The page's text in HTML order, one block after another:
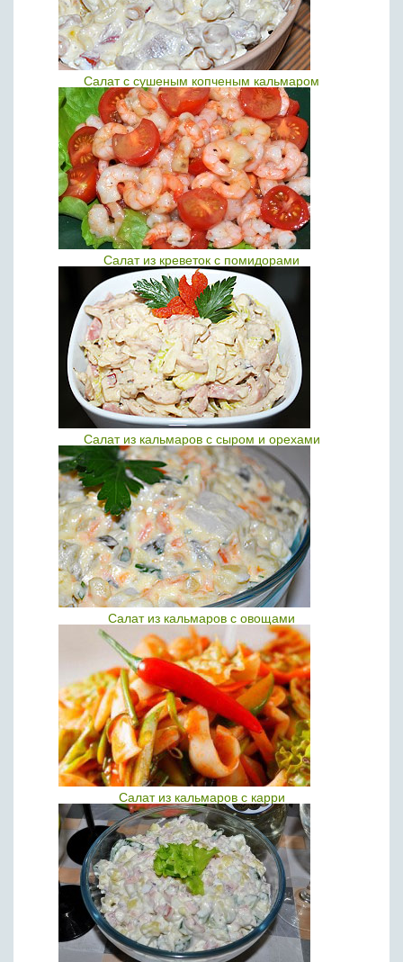
Салат с сушеным копченым кальмаром
Салат из креветок с помидорами
Салат из кальмаров с сыром и орехами
Салат из кальмаров с овощами
Салат из кальмаров с карри